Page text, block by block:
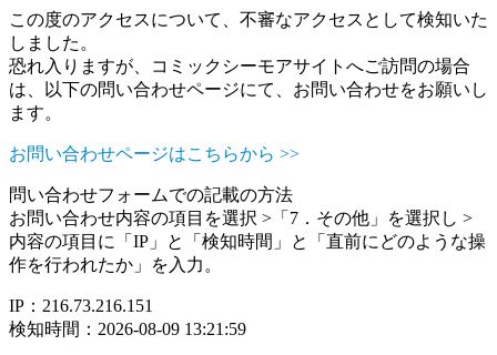
この度のアクセスについて、不審なアクセスとして検知いた
しました。
恐れ入りますが、コミックシーモアサイトへご訪問の場合
は、以下の問い合わせページにて、お問い合わせをお願いし
ます。
お問い合わせページはこちらから >>
問い合わせフォームでの記載の方法
お問い合わせ内容の項目を選択 >「7．その他」を選択し >
内容の項目に「IP」と「検知時間」と「直前にどのような操
作を行われたか」を入力。
IP：216.73.216.151
検知時間：2026-08-09 13:21:59